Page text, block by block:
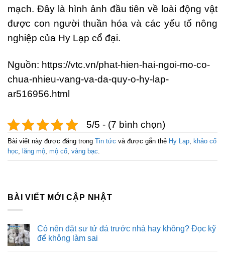
mạch. Đây là hình ảnh đầu tiên về loài động vật
được con người thuần hóa và các yếu tố nông
nghiệp của Hy Lạp cổ đại.
Nguồn: https://vtc.vn/phat-hien-hai-ngoi-mo-co-
chua-nhieu-vang-va-da-quy-o-hy-lap-
ar516956.html
5/5 - (7 bình chọn)
Bài viết này được đăng trong Tin tức và được gắn thẻ Hy Lạp khảo cổ
học lăng mộ mộ cổ vàng bạc
BÀI VIẾT MỚI CẬP NHẬT
Có nên đặt sư tử đá trước nhà hay không? Đọc kỹ
để không làm sai